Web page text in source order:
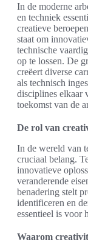
In de moderne
en techniek
creatieve
staat om
technische
op te lossen. De
creëert diverse
als technisch
disciplines elkaar
toekomst van de
De rol van
In de wereld van
cruciaal belang.
innovatieve
veranderende
benadering stelt
identificeren en
essentieel is voor
Waarom